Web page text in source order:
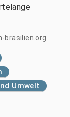
brasilien.org
Umwelt